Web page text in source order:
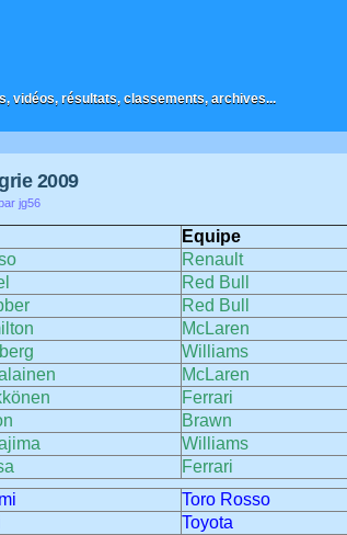
vidéos, résultats, classements, archives...
2009
jg56
Equipe
Renault
Red Bull
Red Bull
McLaren
Williams
McLaren
Ferrari
Brawn
Williams
Ferrari
Toro Rosso
Toyota